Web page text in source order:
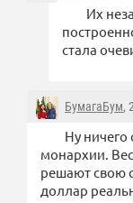
Их
стала
БумагаБум,
Ну ничего
монархии.
решают свою
доллар